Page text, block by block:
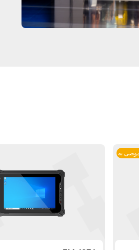
به